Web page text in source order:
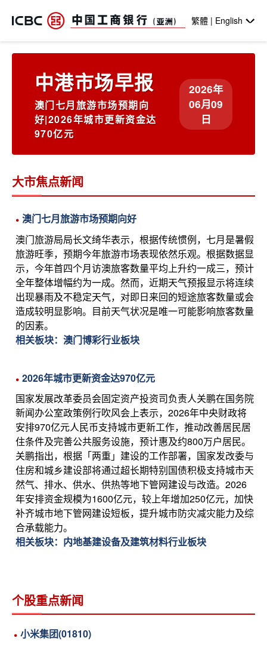
繁體 | English
中港市场早报
澳门七月旅游市场预期向
好|2026年城市更新资金达
970亿元
2026年
06月09
日
大市焦点新闻
澳门七月旅游市场预期向好
澳门旅游局局长文绮华表示，根据传统惯例，七月是暑假
旅游旺季，预期今年旅游市场表现依然乐观。根据数据显
示，今年首四个月访澳旅客数量平均上升约一成三，预计
全年整体增幅约为一成。然而，近期天气预报显示将连续
出现暴雨及不稳定天气，对即日来回的短途旅客数量或会
造成较明显影响。目前天气状况是唯一可能影响旅客数量
的因素。
相关板块：澳门博彩行业板块
2026年城市更新资金达970亿元
国家发展改革委员会固定资产投资司负责人关鹏在国务院
新闻办公室政策例行吹风会上表示，2026年中央财政将
安排970亿元人民币支持城市更新工作，推动改善居民居
住条件及完善公共服务设施，预计惠及约800万户居民。
关鹏指出，根据「两重」建设的工作部署，国家发改委与
住房和城乡建设部将通过超长期特别国债积极支持城市天
然气、排水、供水、供热等地下管网建设与改造。2026
年安排资金规模为1600亿元，较上年增加250亿元，加快
补齐城市地下管网建设短板，提升城市防灾减灾能力及综
合承载能力。
相关板块：内地基建设备及建筑材料行业板块
个股重点新闻
小米集团(01810)